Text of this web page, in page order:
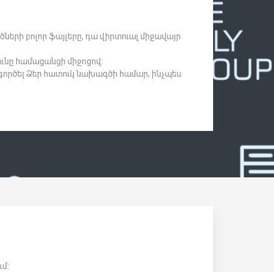
բոլոր ֆայլերը, դա վիրտուալ միջավայր
համացանցի միջոցով:
Ձեր հատուկ նախագծի համար, ինչպես